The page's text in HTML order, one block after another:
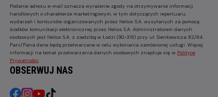
Podanie adresu e-mail oznacza wyrażenie zgody na otrzymywanie informacji
handlowych o charakterze marketingowym, w tym dotyczących repertuaru,
wydarzeń i konkursów organizowanych przez Helios S.A. wysyłanych za pomocą
środków komunikacji elektronicznej przez Helios S.A. Administratorem danych
osobowych jest Helios S.A. z siedzibą w Łodzi (90-318) przy ul. Sienkiewicza 82/84.
Pani/Pana dane będą przetwarzane w celu wykonania zamówionej usługi. Więcej
informacji na temat przetwarzania danych osobowych znajduje się w Polityce
Prywatności
OBSERWUJ NAS